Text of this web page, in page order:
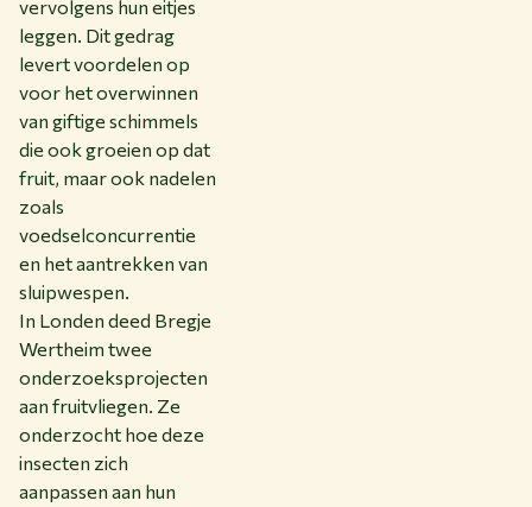
vervolgens hun eitjes
leggen. Dit gedrag
levert voordelen op
voor het overwinnen
van giftige schimmels
die ook groeien op dat
fruit, maar ook nadelen
zoals
voedselconcurrentie
en het aantrekken van
sluipwespen.
In Londen deed Bregje
Wertheim twee
onderzoeksprojecten
aan fruitvliegen. Ze
onderzocht hoe deze
insecten zich
aanpassen aan hun